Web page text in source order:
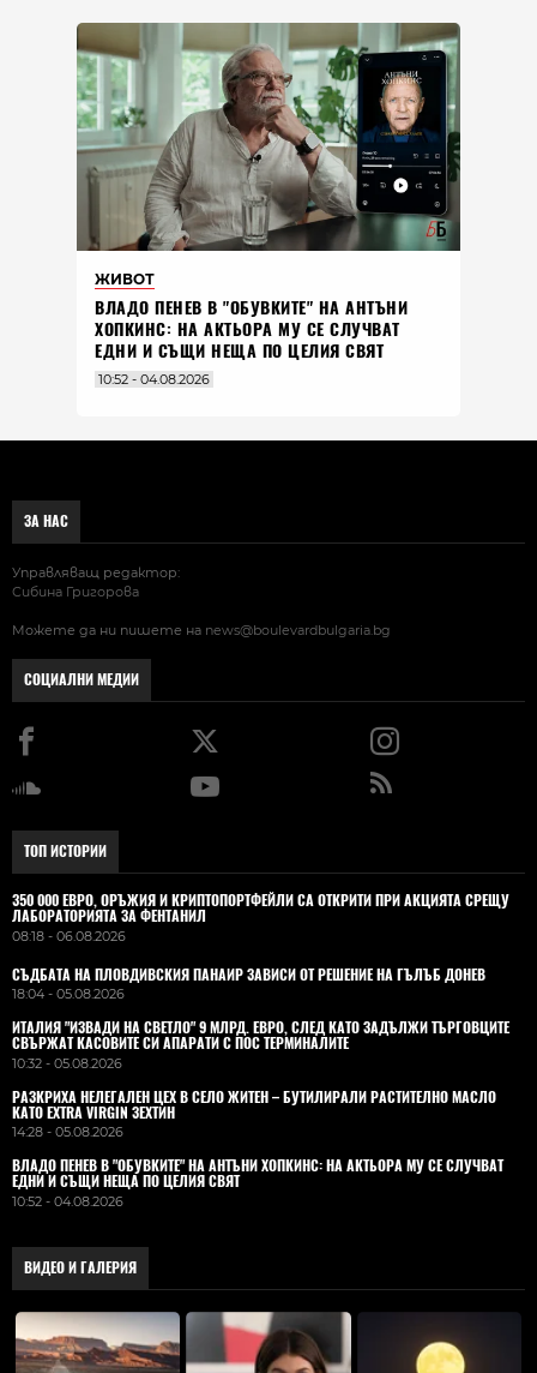
ЖИВОТ
ВЛАДO ПЕНЕВ В "ОБУВКИТЕ" НА АНТЪНИ
ХОПКИНС: НА АКТЬОРА МУ СЕ СЛУЧВАТ
ЕДНИ И СЪЩИ НЕЩА ПО ЦЕЛИЯ СВЯТ
10:52 - 04.08.2026
ЗА НАС
Управляващ редактор:
Сибина Григорова
Можете да ни пишете на news@boulevardbulgaria.bg
СОЦИАЛНИ МЕДИИ
ТОП ИСТОРИИ
350 000 ЕВРО, ОРЪЖИЯ И КРИПТОПОРТФЕЙЛИ СА ОТКРИТИ ПРИ АКЦИЯТА СРЕЩУ
ЛАБОРАТОРИЯТА ЗА ФЕНТАНИЛ
08:18 - 06.08.2026
СЪДБАТА НА ПЛОВДИВСКИЯ ПАНАИР ЗАВИСИ ОТ РЕШЕНИЕ НА ГЪЛЪБ ДОНЕВ
18:04 - 05.08.2026
ИТАЛИЯ "ИЗВАДИ НА СВЕТЛО" 9 МЛРД. ЕВРО, СЛЕД КАТО ЗАДЪЛЖИ ТЪРГОВЦИТЕ
СВЪРЖАТ КАСОВИТЕ СИ АПАРАТИ С ПОС ТЕРМИНАЛИТЕ
10:32 - 05.08.2026
РАЗКРИХА НЕЛЕГАЛЕН ЦЕХ В СЕЛО ЖИТЕН – БУТИЛИРАЛИ РАСТИТЕЛНО МАСЛО
КАТО EXTRA VIRGIN ЗЕХТИН
14:28 - 05.08.2026
ВЛАДO ПЕНЕВ В "ОБУВКИТЕ" НА АНТЪНИ ХОПКИНС: НА АКТЬОРА МУ СЕ СЛУЧВАТ
ЕДНИ И СЪЩИ НЕЩА ПО ЦЕЛИЯ СВЯТ
10:52 - 04.08.2026
ВИДЕО И ГАЛЕРИЯ